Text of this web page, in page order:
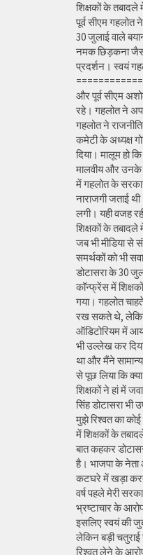
शिक्षकों के तबादले
पूर्व सीएम गहलोत
30 जुलाई वाले
नमक छिड़कना
प्रदर्शन। स्वयं
और पूर्व सीएम
रहे। गहलोत ने
गहलोत ने
कमेटी के अध्यक्ष
दिया। मालूम हो
मालवीय और
में गहलोत के
नाराजगी जताई
लगी। यही वजह
शिक्षकों के तबादले
जब भी मीडिया से
समर्थकों को भी
डोटासरा के 30
कॉन्फ्रेंस में
गया। गहलोत
रख सकते थे, लेकिन
ऑडिटोरियम में
भी उल्लेख कर
था और मैंने सामान्य
से पूछ लिया कि
शिक्षकों ने हां में
सिंह डोटासरा भी
मुझे रिश्वत का
में शिक्षकों के
बात कहकर
है। भाजपा के
कटघरे में खड़ा
वर्ष पहले मेरी
भ्रष्टाचार के
इसलिए स्वयं की
लेकिन बड़ी चतुराई
रिश्वत लेने के